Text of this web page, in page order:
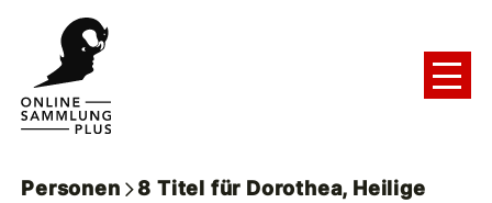
Personen 8 Titel für Dorothea, Heilige